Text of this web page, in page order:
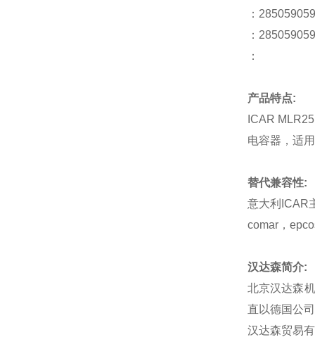
：
：
：
产品特点:
ICAR MLR25
电容器，适
替代兼容性:
意大利 ICAR
comar，
汉达森简介:
北京汉达森
直以德国公
汉达森贸易